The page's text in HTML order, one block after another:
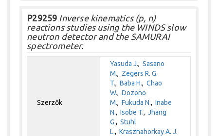
P29259 Inverse kinematics (p, n)
reactions studies using the WINDS slow
neutron detector and the SAMURAI
spectrometer.
Szerzők
Yasuda J.,Sasano
M., Zegers R. G.
T.,Baba H.,Chao
W.,Dozono
M.,Fukuda N.,Inabe
N.,Isobe T.,Jhang
G.,Stuhl
L.,Krasznahorkay A. J.